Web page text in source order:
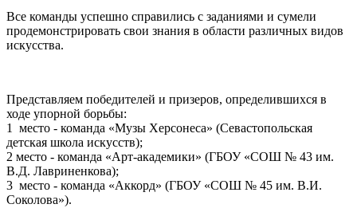
Все команды успешно справились с заданиями и сумели
продемонстрировать свои знания в области различных видов
искусства.
Представляем победителей и призеров, определившихся в
ходе упорной борьбы:
1 место - команда «Музы Херсонеса» (Севастопольская
детская школа искусств);
2 место - команда «Арт-академики» (ГБОУ «СОШ № 43 им.
В.Д. Лавриненкова);
3 место - команда «Аккорд» (ГБОУ «СОШ № 45 им. В.И.
Соколова»).